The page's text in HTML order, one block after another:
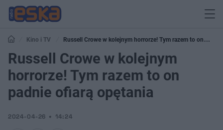
Kino i TV
Russell Crowe w kolejnym horrorze! Tym razem to on
padnie ofiarą opętania
Russell Crowe w kolejnym
horrorze! Tym razem to on
padnie ofiarą opętania
2024-04-26 14:24